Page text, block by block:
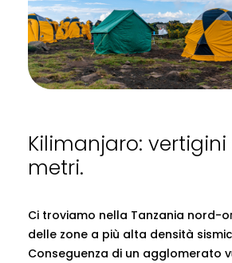
Kilimanjaro:
metri.
Ci troviamo nella Tanzania nord-
delle zone a più alta densità
Conseguenza di un agglomerato